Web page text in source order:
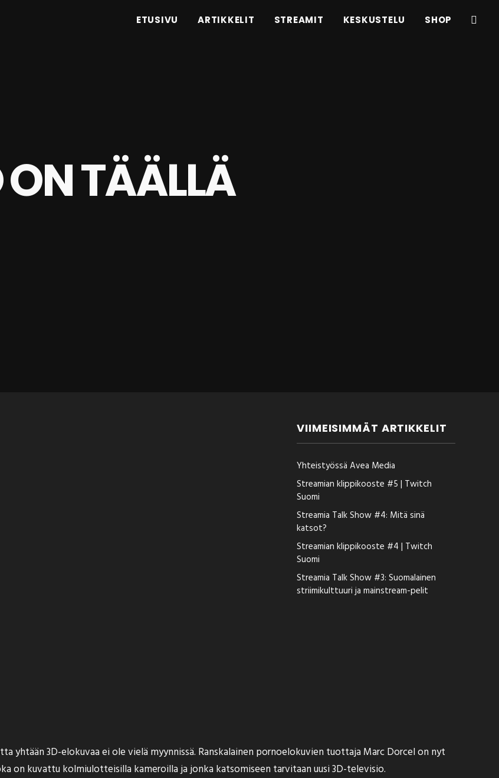
ETUSIVU ARTIKKELIT STREAMIT KESKUSTELU SHOP
TÄÄLLÄ
VIIMEISIMMÄT ARTIKKELIT
Yhteistyössä Avea Media
Streamian klippikooste #5 | Twitch
Suomi
Streamia Talk Show #4: Mitä sinä
katsot?
Streamian klippikooste #4 | Twitch
Suomi
Streamia Talk Show #3: Suomalainen
striimikulttuuri ja mainstream-pelit
yhtään 3D-elokuvaa ei ole vielä myynnissä. Ranskalainen pornoelokuvien tuottaja Marc Dorcel on nyt
on kuvattu kolmiulotteisilla kameroilla ja jonka katsomiseen tarvitaan uusi 3D-televisio.